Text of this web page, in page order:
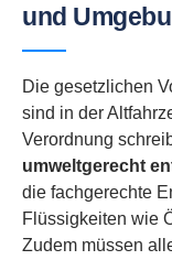
und
Die gesetzlichen
sind in der
Verordnung
umweltgerecht
die fachgerechte
Flüssigkeiten wie
Zudem müssen